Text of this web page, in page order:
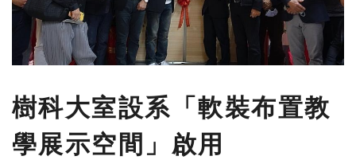
樹科大室設系「軟裝布置教
學展示空間」啟用